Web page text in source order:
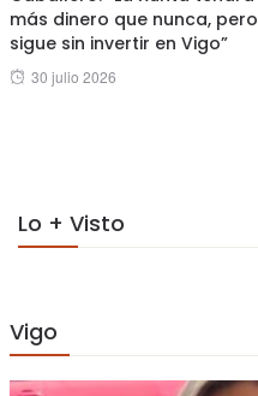
más dinero que nunca, pero
sigue sin invertir en Vigo”
Posted
30 julio 2026
Lo + Visto
Vigo